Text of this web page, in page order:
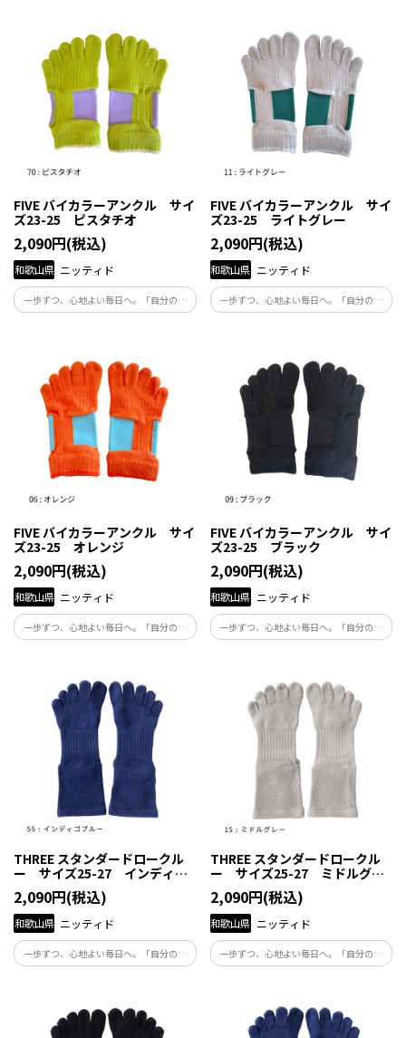
FIVE バイカラーアンクル サイ
ズ23-25 ピスタチオ
2,090円(税込)
和歌山県 ニッティド
一歩ずつ、心地よい毎日へ。「自分の体
と向き合い、自分らしくくらしたい」と
FIVE バイカラーアンクル サイ
ズ23-25 ライトグレー
2,090円(税込)
和歌山県 ニッティド
一歩ずつ、心地よい毎日へ。「自分の体
と向き合い、自分らしくくらしたい」と
FIVE バイカラーアンクル サイ
ズ23-25 オレンジ
2,090円(税込)
和歌山県 ニッティド
一歩ずつ、心地よい毎日へ。「自分の体
と向き合い、自分らしくくらしたい」と
FIVE バイカラーアンクル サイ
ズ23-25 ブラック
2,090円(税込)
和歌山県 ニッティド
一歩ずつ、心地よい毎日へ。「自分の体
と向き合い、自分らしくくらしたい」と
THREE スタンダードロークル
ー サイズ25-27 インディゴ
2,090円(税込)
和歌山県 ニッティド
一歩ずつ、心地よい毎日へ。「自分の体
と向き合い、自分らしくくらしたい」と
THREE スタンダードロークル
ー サイズ25-27 ミドルグレ
2,090円(税込)
和歌山県 ニッティド
一歩ずつ、心地よい毎日へ。「自分の体
と向き合い、自分らしくくらしたい」と